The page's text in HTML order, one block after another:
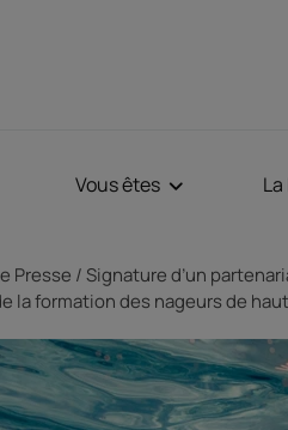
Vous êtes
Presse
Signature d’un
la formation des nageurs de